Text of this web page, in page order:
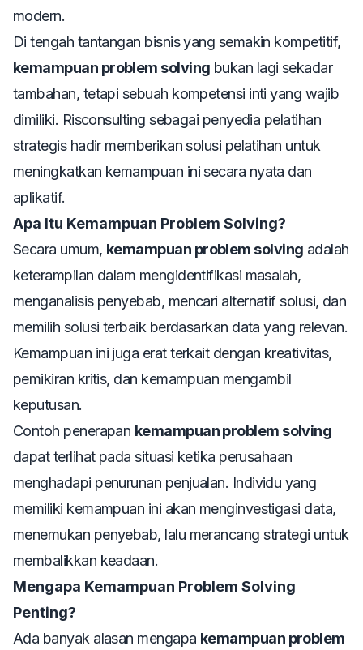
modern.
Di tengah tantangan bisnis yang semakin kompetitif,
kemampuan problem solving bukan lagi sekadar
tambahan, tetapi sebuah kompetensi inti yang wajib
dimiliki. Risconsulting sebagai penyedia pelatihan
strategis hadir memberikan solusi pelatihan untuk
meningkatkan kemampuan ini secara nyata dan
aplikatif.
Apa Itu Kemampuan Problem Solving?
Secara umum, kemampuan problem solving adalah
keterampilan dalam mengidentifikasi masalah,
menganalisis penyebab, mencari alternatif solusi, dan
memilih solusi terbaik berdasarkan data yang relevan.
Kemampuan ini juga erat terkait dengan kreativitas,
pemikiran kritis, dan kemampuan mengambil
keputusan.
Contoh penerapan kemampuan problem solving
dapat terlihat pada situasi ketika perusahaan
menghadapi penurunan penjualan. Individu yang
memiliki kemampuan ini akan menginvestigasi data,
menemukan penyebab, lalu merancang strategi untuk
membalikkan keadaan.
Mengapa Kemampuan Problem Solving
Penting?
Ada banyak alasan mengapa kemampuan problem